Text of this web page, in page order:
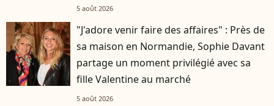
5 août 2026
"J'adore venir faire des affaires" : Près de
sa maison en Normandie, Sophie Davant
partage un moment privilégié avec sa
fille Valentine au marché
5 août 2026